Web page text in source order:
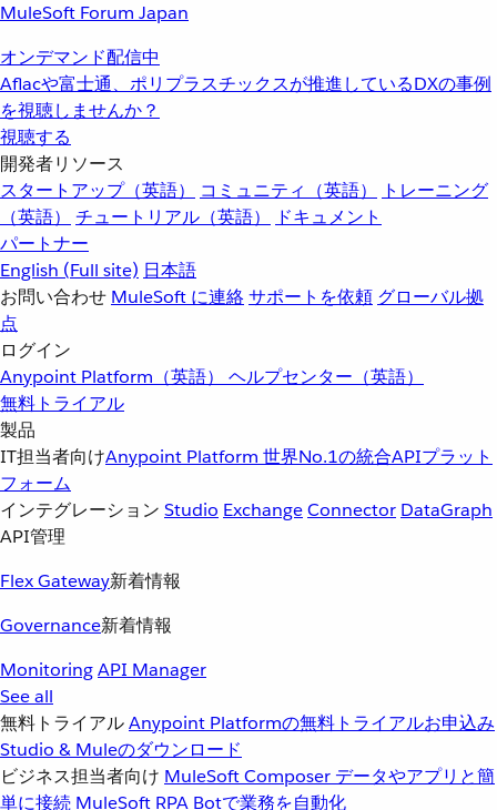
MuleSoft Forum Japan
オンデマンド配信中
Aflacや富士通、ポリプラスチックスが推進しているDXの事例
を視聴しませんか？
視聴する
開発者リソース
スタートアップ（英語）
コミュニティ（英語）
トレーニング
（英語）
チュートリアル（英語）
ドキュメント
パートナー
English (Full site) 日本語
お問い合わせ MuleSoft に連絡サポートを依頼 グローバル拠
点
ログイン
Anypoint Platform（英語） ヘルプセンター（英語）
無料トライアル
製品
IT担当者向けAnypoint Platform 世界No.1の統合APIプラット
フォーム
インテグレーション Studio ExchangeConnector DataGraph
API管理
Flex Gateway新着情報
Governance新着情報
MonitoringAPI Manager
See all
無料トライアルAnypoint Platformの無料トライアルお申込み
Studio & Muleのダウンロード
ビジネス担当者向け MuleSoft Composer データやアプリと簡
単に接続 MuleSoft RPA Botで業務を自動化